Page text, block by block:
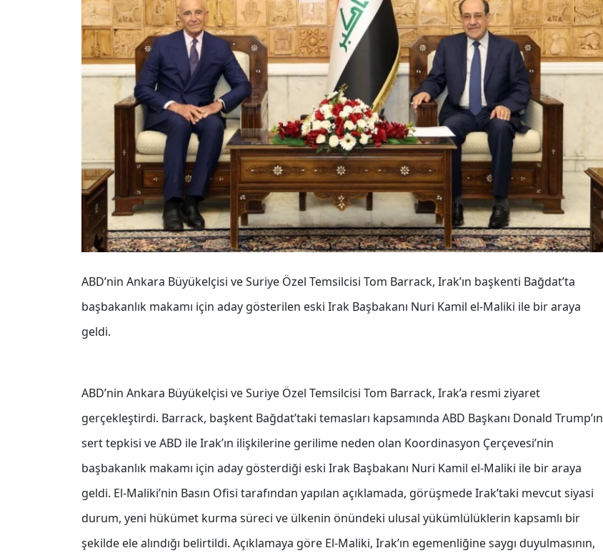
ABD’nin Ankara Büyükelçisi ve Suriye Özel Temsilcisi Tom Barrack, Irak’ın başkenti Bağdat’ta
başbakanlık makamı için aday gösterilen eski Irak Başbakanı Nuri Kamil el-Maliki ile bir araya
geldi.
ABD’nin Ankara Büyükelçisi ve Suriye Özel Temsilcisi Tom Barrack, Irak’a resmi ziyaret
gerçekleştirdi. Barrack, başkent Bağdat’taki temasları kapsamında ABD Başkanı Donald Trump’ın
sert tepkisi ve ABD ile Irak’ın ilişkilerine gerilime neden olan Koordinasyon Çerçevesi’nin
başbakanlık makamı için aday gösterdiği eski Irak Başbakanı Nuri Kamil el-Maliki ile bir araya
geldi. El-Maliki’nin Basın Ofisi tarafından yapılan açıklamada, görüşmede Irak’taki mevcut siyasi
durum, yeni hükümet kurma süreci ve ülkenin önündeki ulusal yükümlülüklerin kapsamlı bir
şekilde ele alındığı belirtildi. Açıklamaya göre El-Maliki, Irak’ın egemenliğine saygı duyulmasının,